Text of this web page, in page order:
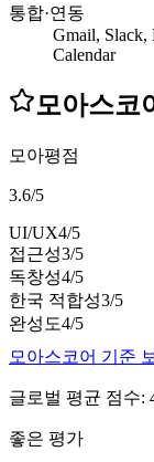
통합·연동
Gmail, Slack,
Calendar
모아스코
모아평점
3.6/5
UI/UX4/5
접근성3/5
독창성4/5
한국 적합성3/5
완성도4/5
모아스코어 기준
글로벌 평균 점수:
좋은 평가